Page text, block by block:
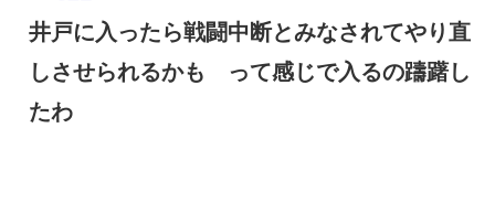
井戸に入ったら戦闘中断とみなされてやり直
しさせられるかも って感じで入るの躊躇し
たわ